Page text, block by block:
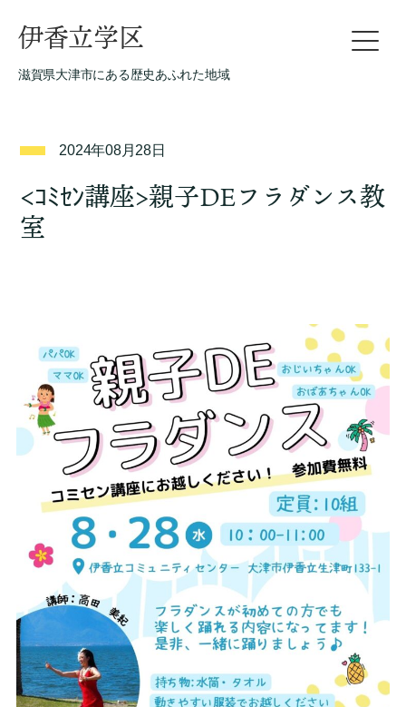
伊香立学区
滋賀県大津市にある歴史あふれた地域
2024年08月28日
<ｺﾐｾﾝ講座>親子DEフラダンス教
室